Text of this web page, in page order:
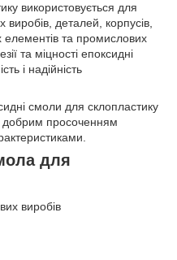
використовується для
деталей, корпусів,
елементів та промислових
та міцності епоксидні
і надійність
смоли для склопластику
добрим просоченням
для
виробів